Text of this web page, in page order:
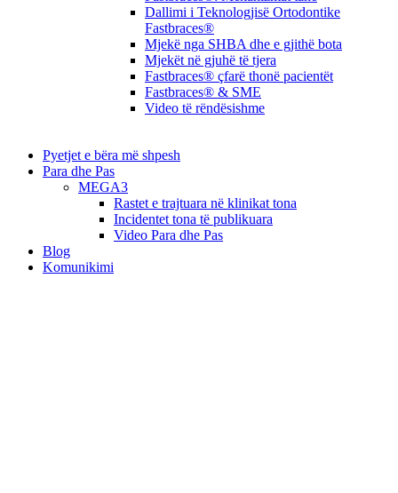
Dallimi i Teknologjisë Ortodontike
Fastbraces®
Mjekë nga SHBA dhe e gjithë bota
Mjekët në gjuhë të tjera
Fastbraces® çfarë thonë pacientët
Fastbraces® & SME
Video të rëndësishme
Pyetjet e bëra më shpesh
Para dhe Pas
MEGA3
Rastet e trajtuara në klinikat tona
Incidentet tona të publikuara
Video Para dhe Pas
Blog
Komunikimi